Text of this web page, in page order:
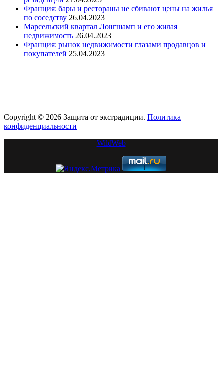
Франция: бары и рестораны не сбивают цены на жилья
по соседству 26.04.2023
Марсельский квартал Лонгшамп и его жилая
недвижимость 26.04.2023
Франция: рынок недвижимости глазами продавцов и
покупателей 25.04.2023
Copyright © 2026 Защита от экстрадиции. Политика
конфиденциальности
WildWeb